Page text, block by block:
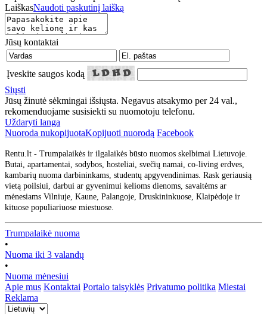
LaiškasNaudoti paskutinį laišką
Jūsų kontaktai
Įveskite saugos kodą
Siųsti
Jūsų žinutė sėkmingai išsiųsta. Negavus atsakymo per 24 val.,
rekomenduojame susisiekti su nuomotoju telefonu.
Uždaryti langą
Nuoroda nukopijuotaKopijuoti nuorodą Facebook
Rentu.lt - Trumpalaikės ir ilgalaikės būsto nuomos skelbimai Lietuvoje.
Butai, apartamentai, sodybos, hosteliai, svečių namai, co-living erdves,
kambarių nuoma darbininkams, studentų apgyvendinimas. Rask geriausią
vietą poilsiui, darbui ar gyvenimui kelioms dienoms, savaitėms ar
mėnesiams Vilniuje, Kaune, Palangoje, Druskininkuose, Klaipėdoje ir
kituose populiariuose miestuose.
Trumpalaikė nuoma
•
Nuoma iki 3 valandų
•
Nuoma mėnesiui
Apie mus Kontaktai Portalo taisyklės Privatumo politika Miestai
Reklama